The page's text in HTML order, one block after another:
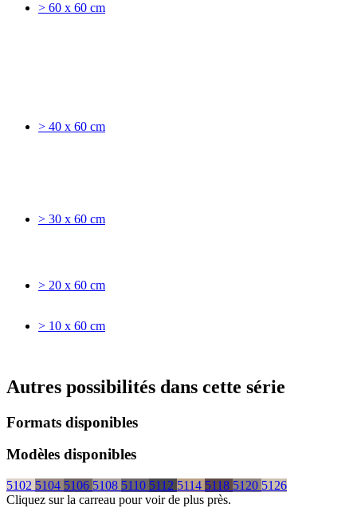
> 60 x 60 cm
> 40 x 60 cm
> 30 x 60 cm
> 20 x 60 cm
> 10 x 60 cm
Autres possibilités dans cette série
Formats disponibles
Modèles disponibles
5102 5104 5106 5108 5110 5112 5114 5118 5120 5126
Cliquez sur la carreau pour voir de plus près.